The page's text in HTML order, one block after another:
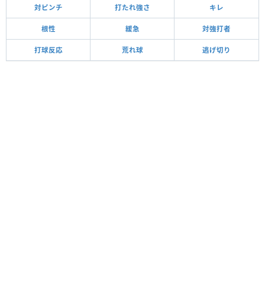
対ピンチ 打たれ強さ キレ
根性 緩急 対強打者
打球反応 荒れ球 逃げ切り